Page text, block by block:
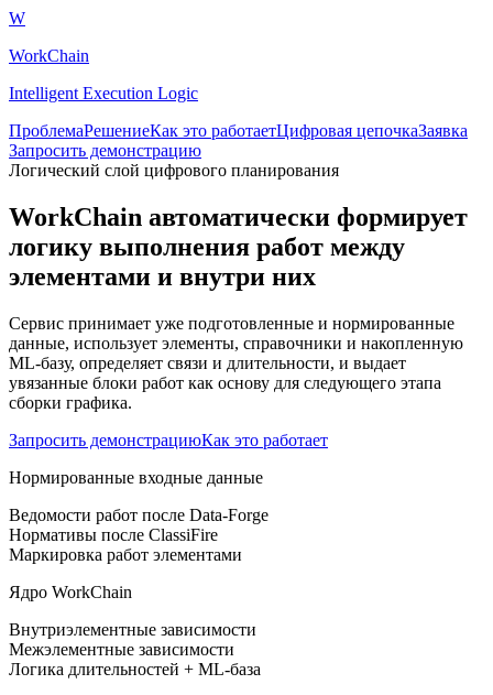
W
WorkChain
Intelligent Execution Logic
ПроблемаРешениеКак это работаетЦифровая цепочкаЗаявка
Запросить демонстрацию
Логический слой цифрового планирования
WorkChain автоматически формирует
логику выполнения работ между
элементами и внутри них
Сервис принимает уже подготовленные и нормированные
данные, использует элементы, справочники и накопленную
ML-базу, определяет связи и длительности, и выдает
увязанные блоки работ как основу для следующего этапа
сборки графика.
Запросить демонстрациюКак это работает
Нормированные входные данные
Ведомости работ после Data-Forge
Нормативы после ClassiFire
Маркировка работ элементами
Ядро WorkChain
Внутриэлементные зависимости
Межэлементные зависимости
Логика длительностей + ML-база